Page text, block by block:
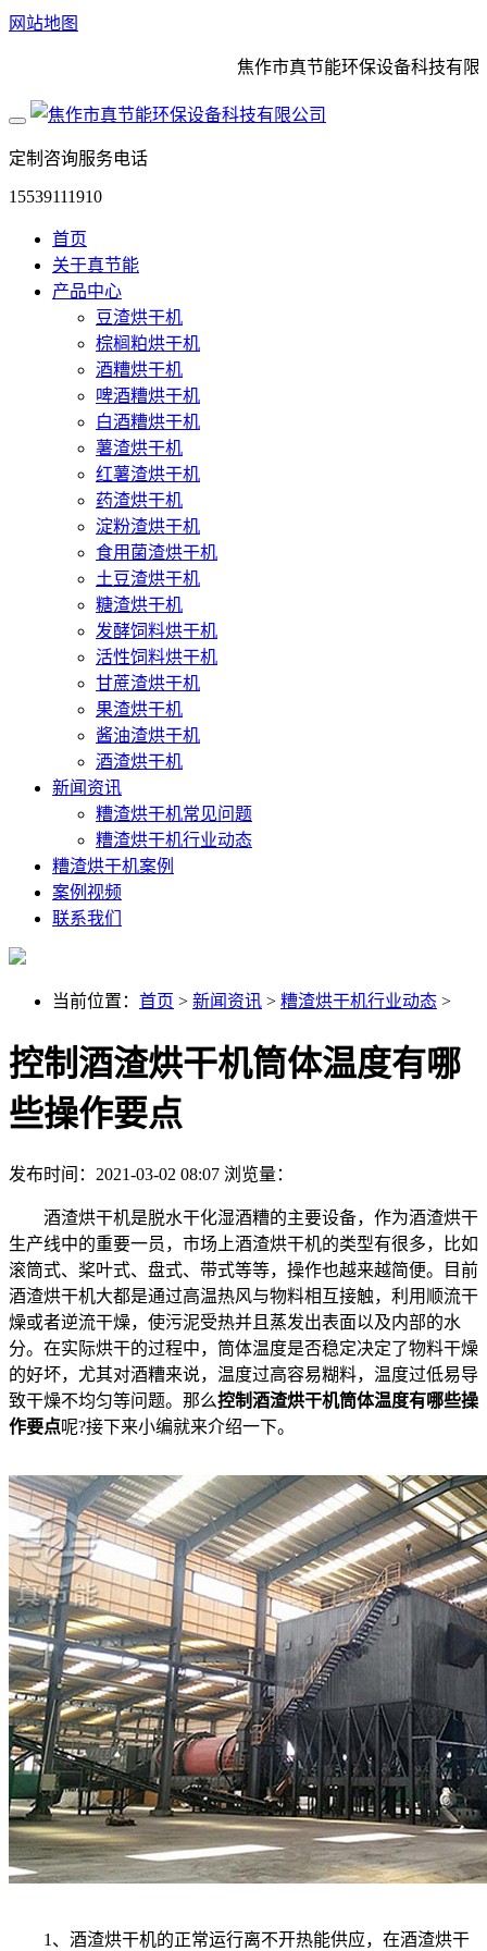
网站地图
焦作市真节能环保设备科技有限
定制咨询服务电话
15539111910
首页
关于真节能
产品中心
豆渣烘干机
棕榈粕烘干机
酒糟烘干机
啤酒糟烘干机
白酒糟烘干机
薯渣烘干机
红薯渣烘干机
药渣烘干机
淀粉渣烘干机
食用菌渣烘干机
土豆渣烘干机
糖渣烘干机
发酵饲料烘干机
活性饲料烘干机
甘蔗渣烘干机
果渣烘干机
酱油渣烘干机
酒渣烘干机
新闻资讯
糟渣烘干机常见问题
糟渣烘干机行业动态
糟渣烘干机案例
案例视频
联系我们
当前位置： 首页 > 新闻资讯 > 糟渣烘干机行业动态 >
控制酒渣烘干机筒体温度有哪
些操作要点
发布时间：2021-03-02 08:07 浏览量：
酒渣烘干机是脱水干化湿酒糟的主要设备，作为酒渣烘干
生产线中的重要一员，市场上酒渣烘干机的类型有很多，比如
滚筒式、桨叶式、盘式、带式等等，操作也越来越简便。目前
酒渣烘干机大都是通过高温热风与物料相互接触，利用顺流干
燥或者逆流干燥，使污泥受热并且蒸发出表面以及内部的水
分。在实际烘干的过程中，筒体温度是否稳定决定了物料干燥
的好坏，尤其对酒糟来说，温度过高容易糊料，温度过低易导
致干燥不均匀等问题。那么控制酒渣烘干机筒体温度有哪些操
作要点呢?接下来小编就来介绍一下。
1、酒渣烘干机的正常运行离不开热能供应，在酒渣烘干